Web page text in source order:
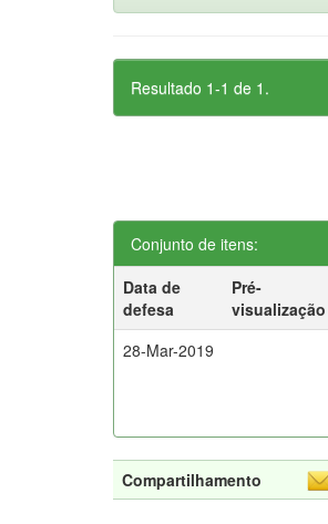
Resultado 1-1 de 1.
Conjunto de itens:
Data de
defesa
Pré-
visualização
28-Mar-2019
Compartilhamento